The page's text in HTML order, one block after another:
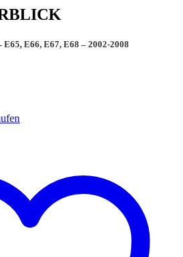
E65, E66, E67, E68 – 2002-2008